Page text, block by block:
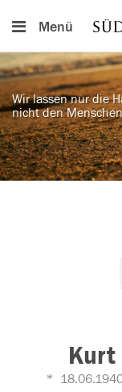
Menü
Wir lassen nur die
nicht den
Kurt